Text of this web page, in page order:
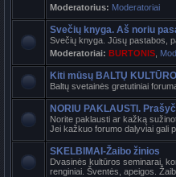
Moderatorius: Moderatoriai
Svečių knyga. Aš noriu
Svečių knyga. Jūsų pastabos,
Moderatoriai: BURTONIS
Kiti mūsų BALTŲ
Baltų svetainės gretutiniai
NORIU PAKLAUSTI.
Norite paklausti ar kažką
Jei kažkuo forumo dalyviai gali
SKELBIMAI-Žaibo žinios
Dvasinės kultūros seminarai,
renginiai. Šventės, apeigos.